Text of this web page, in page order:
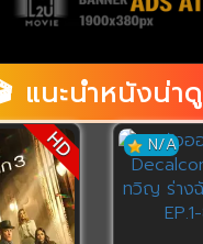
แนะนำหนังน่าดู
HD N/A